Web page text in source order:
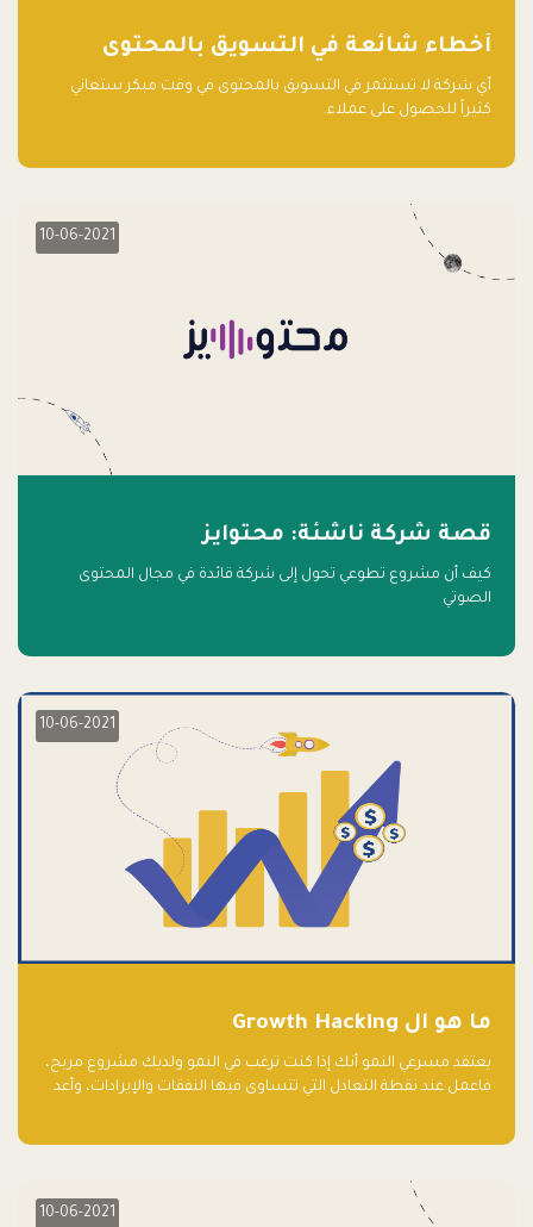
أخطاء شائعة في التسويق بالمحتوى
أي شركة لا تستثمر في التسويق بالمحتوى في وقت مبكر ستعاني
كثيراً للحصول على عملاء.
10-06-2021
قصة شركة ناشئة: محتوايز
كيف أن مشروع تطوعي تحول إلى شركة قائدة في مجال المحتوى
الصوتي
10-06-2021
ما هو ال Growth Hacking
يعتقد مسرعي النمو أنك إذا كنت ترغب في النمو ولديك مشروع مربح،
فاعمل عند نقطة التعادل التي تتساوى فيها النفقات والإيرادات، وأعد
10-06-2021